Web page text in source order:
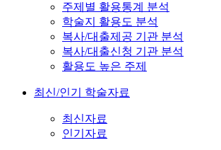
주제별 활용통계 분석
학술지 활용도 분석
복사/대출제공 기관 분석
복사/대출신청 기관 분석
활용도 높은 주제
최신/인기 학술자료
최신자료
인기자료